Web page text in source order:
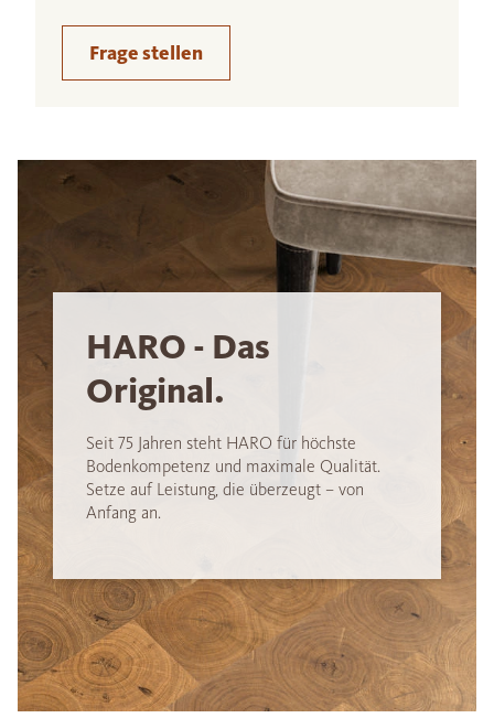
Frage stellen
HARO - Das
Original.
Seit 75 Jahren steht HARO für höchste
Bodenkompetenz und maximale Qualität.
Setze auf Leistung, die überzeugt – von
Anfang an.